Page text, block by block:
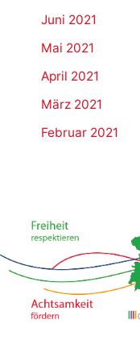
Juni 2021
Mai 2021
April 2021
März 2021
Februar 2021